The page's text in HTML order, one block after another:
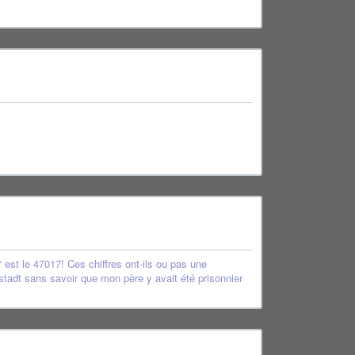
le 47017! Ces chiffres ont-ils ou pas une
sans savoir que mon père y avait été prisonnier